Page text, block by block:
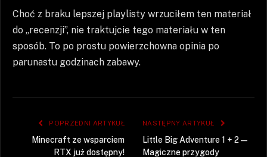
Choć z braku lepszej playlisty wrzuciłem ten materiał
do „recenzji”, nie traktujcie tego materiału w ten
sposób. To po prostu powierzchowna opinia po
parunastu godzinach zabawy.
POPRZEDNI ARTYKUŁ
Minecraft ze wsparciem
RTX już dostępny!
NASTĘPNY ARTYKUŁ
Little Big Adventure 1 + 2 —
Magiczne przygody